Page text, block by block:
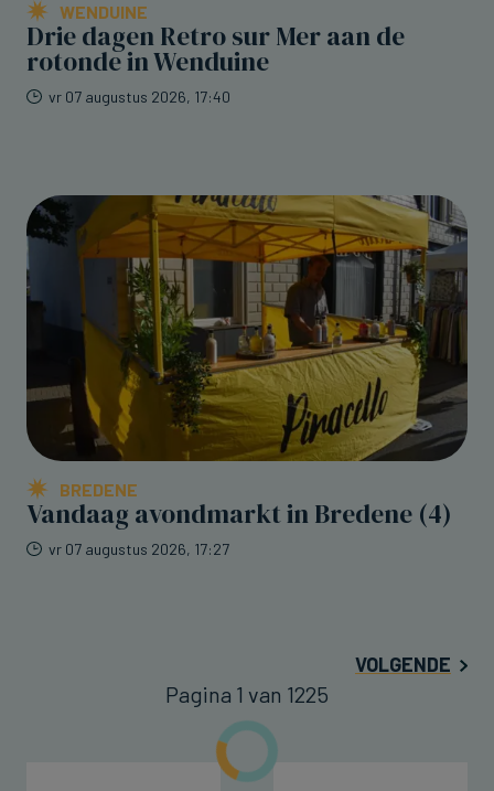
WENDUINE
Drie dagen Retro sur Mer aan de
rotonde in Wenduine
vr 07 augustus 2026, 17:40
BREDENE
Vandaag avondmarkt in Bredene (4)
vr 07 augustus 2026, 17:27
VOLGENDE
Pagina 1 van 1225